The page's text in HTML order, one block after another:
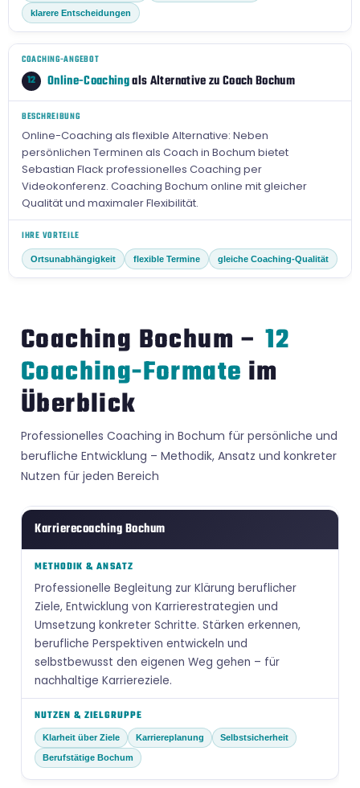
klarere Entscheidungen
COACHING-ANGEBOT
12 Online-Coachingals Alternative zu Coach Bochum
BESCHREIBUNG
Online-Coaching als flexible Alternative: Neben
persönlichen Terminen als Coach in Bochum bietet
Sebastian Flack professionelles Coaching per
Videokonferenz. Coaching Bochum online mit gleicher
Qualität und maximaler Flexibilität.
IHRE VORTEILE
Ortsunabhängigkeit flexible Termine gleiche Coaching-Qualität
Coaching Bochum –12
Coaching-Formate im
Überblick
Professionelles Coaching in Bochum für persönliche und
berufliche Entwicklung – Methodik, Ansatz und konkreter
Nutzen für jeden Bereich
Karrierecoaching Bochum
Professionelle Begleitung zur Klärung beruflicher
Ziele, Entwicklung von Karrierestrategien und
Umsetzung konkreter Schritte. Stärken erkennen,
berufliche Perspektiven entwickeln und
selbstbewusst den eigenen Weg gehen – für
nachhaltige Karriereziele.
Klarheit über Ziele Karriereplanung Selbstsicherheit
Berufstätige Bochum